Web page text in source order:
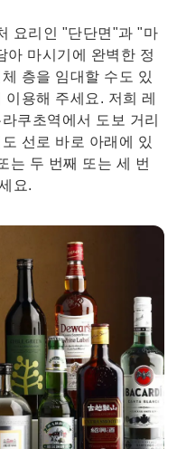
요리인 "단단면"과 "마
아 마시기에 완벽한 정
층을 임대할 수도 있
용해 주세요. 저희 레
쿠초역에서 도보 거리
선로 바로 아래에 있
는 두 번째 또는 세 번
요.